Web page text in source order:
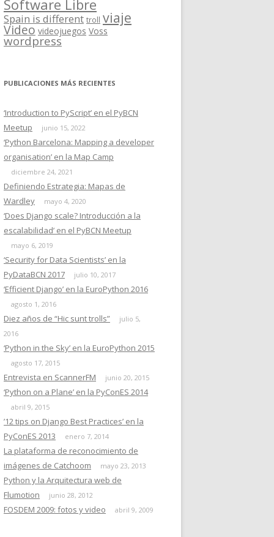
Software Libre
Spain is different troll viaje
Video videojuegos Voss
wordpress
PUBLICACIONES MÁS RECIENTES
‘Introduction to PyScript’ en el PyBCN
Meetup
junio 15, 2022
‘Python Barcelona: Mapping a developer
organisation’ en la Map Camp
diciembre 24, 2021
Definiendo Estrategia: Mapas de
Wardley
mayo 4, 2020
‘Does Django scale? Introducción a la
escalabilidad’ en el PyBCN Meetup
mayo 6, 2019
‘Security for Data Scientists’ en la
PyDataBCN 2017
julio 10, 2017
‘Efficient Django’ en la EuroPython 2016
agosto 1, 2016
Diez años de “Hic sunt trolls”
julio 5,
2016
‘Python in the Sky’ en la EuroPython 2015
agosto 17, 2015
Entrevista en ScannerFM junio 20, 2015
‘Python on a Plane’ en la PyConES 2014
abril 9, 2015
’12 tips on Django Best Practices’ en la
PyConES 2013
enero 7, 2014
La plataforma de reconocimiento de
imágenes de Catchoom
mayo 23, 2013
Python y la Arquitectura web de
Flumotion
junio 28, 2012
FOSDEM 2009: fotos y video abril 9, 2009